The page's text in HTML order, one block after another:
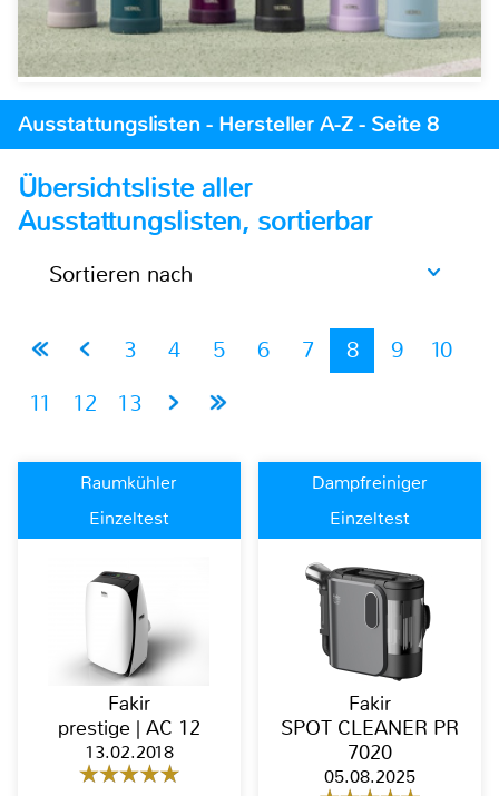
Ausstattungslisten - Hersteller A-Z - Seite 8
Übersichtsliste aller
Ausstattungslisten, sortierbar
Sortieren nach
3 4 5 6 7 8 9
10
11
12 13
Raumkühler
Einzeltest
Fakir
prestige | AC 12
13.02.2018
Dampfreiniger
Einzeltest
Fakir
SPOT CLEANER PR
7020
05.08.2025